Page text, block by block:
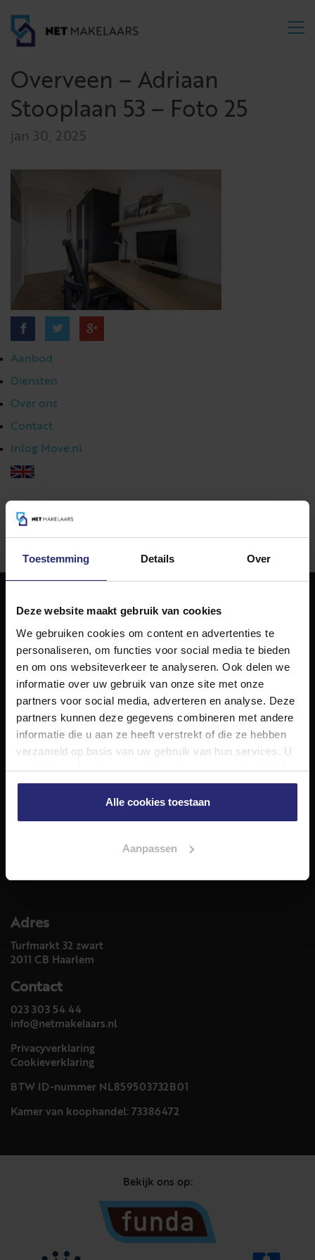
Toestemming Details Over
Deze website maakt gebruik van cookies
We gebruiken cookies om content en advertenties te
personaliseren, om functies voor social media te bieden
en om ons websiteverkeer te analyseren. Ook delen we
informatie over uw gebruik van onze site met onze
partners voor social media, adverteren en analyse. Deze
partners kunnen deze gegevens combineren met andere
informatie die u aan ze heeft verstrekt of die ze hebben
verzameld op basis van uw gebruik van hun services. U
gaat akkoord met onze cookies als u onze website blijft
gebruiken.
Alle cookies toestaan
Aanpassen
Overveen – Adriaan
Stooplaan 53 – Foto 25
jan 30, 2025
Aanbod
Diensten
Over ons
Contact
Inlog Move.nl
023 303 54 44
NET Makelaars
NET Makelaars is een modern makelaarskantoor met
decennialange ervaring in het vak en diepgaande kennis
van de huizenmarkt in Haarlem en omstreken.
Volg ons op
Diensten
Aankoop
Meer informatie over
Adres
Turfmarkt 32 zwart
2011 CB Haarlem
Contact
023 303 54 44
info@netmakelaars.nl
Privacyverklaring
Cookieverklaring
BTW ID-nummer NL859503732B01
Kamer van koophandel: 73386472
Bekijk ons op: